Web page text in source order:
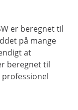
er beregnet til
på mange
at
beregnet til